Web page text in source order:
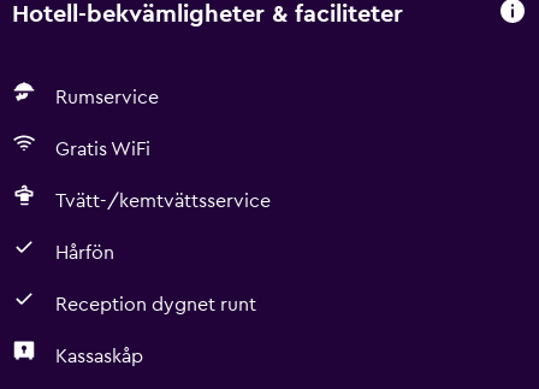
Hotell-bekvämligheter & faciliteter
Rumservice
Gratis WiFi
Tvätt-/kemtvättsservice
Hårfön
Reception dygnet runt
Kassaskåp